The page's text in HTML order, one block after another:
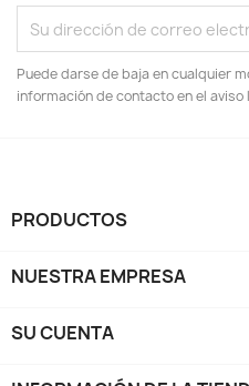
Puede darse de baja en cualquier
información de contacto en el aviso
PRODUCTOS
NUESTRA EMPRESA
SU CUENTA